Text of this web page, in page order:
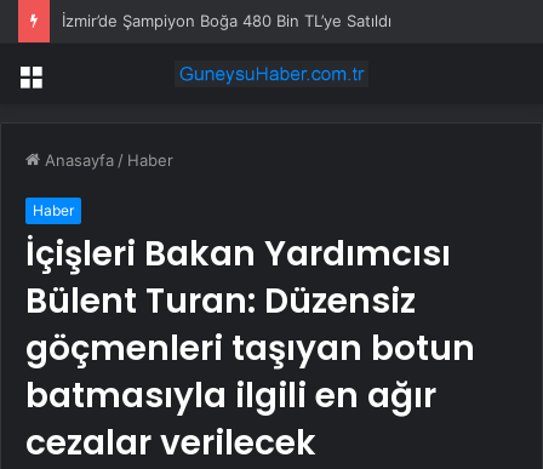
İzmir’de Şampiyon Boğa 480 Bin TL’ye Satıldı
Menü
Anasayfa / Haber
Haber
İçişleri Bakan Yardımcısı
Bülent Turan: Düzensiz
göçmenleri taşıyan botun
batmasıyla ilgili en ağır
cezalar verilecek